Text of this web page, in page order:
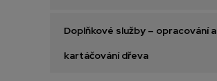
Doplňkové služby – opracování a
kartáčování dřeva